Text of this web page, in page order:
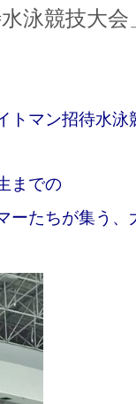
泳競技大会
マン招待水泳
までの
たちが集う、